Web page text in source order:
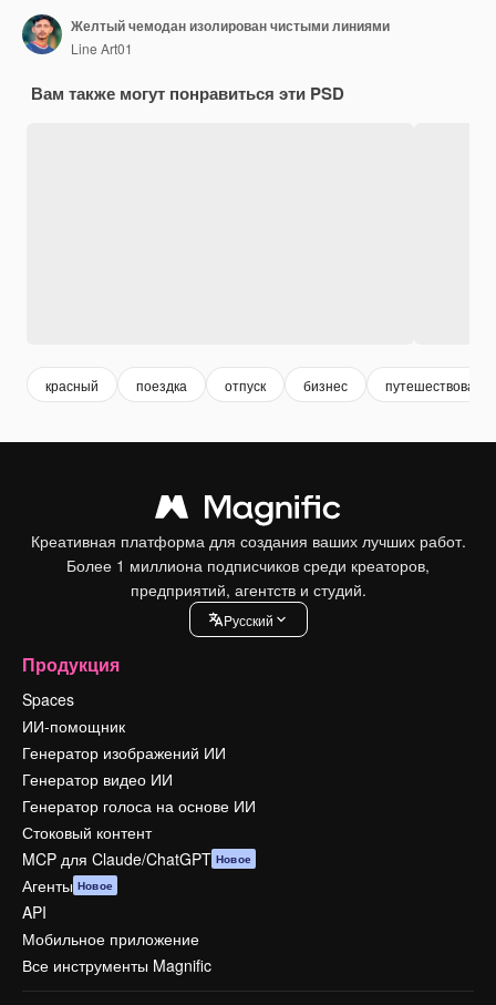
Желтый чемодан изолирован чистыми линиями
Line Art01
Вам также могут понравиться эти PSD
красный поездка отпуск бизнес путешествовать
Креативная платформа для создания ваших лучших работ.
Более 1 миллиона подписчиков среди креаторов,
предприятий, агентств и студий.
Pусский
Продукция
Spaces
ИИ-помощник
Генератор изображений ИИ
Генератор видео ИИ
Генератор голоса на основе ИИ
Стоковый контент
MCP для Claude/ChatGPT Новое
Агенты Новое
API
Мобильное приложение
Все инструменты Magnific